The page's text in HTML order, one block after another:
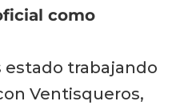
como
trabajando
Ventisqueros,